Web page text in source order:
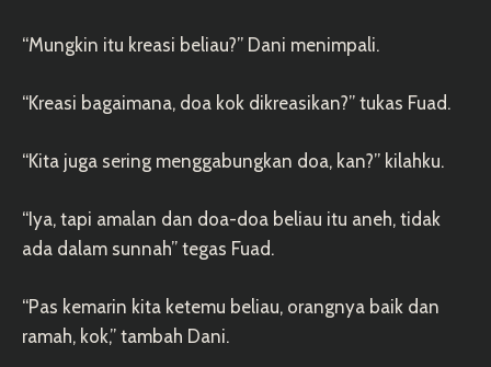
“Mungkin itu kreasi beliau?” Dani menimpali.
“Kreasi bagaimana, doa kok dikreasikan?” tukas Fuad.
“Kita juga sering menggabungkan doa, kan?” kilahku.
“Iya, tapi amalan dan doa-doa beliau itu aneh, tidak
ada dalam sunnah” tegas Fuad.
“Pas kemarin kita ketemu beliau, orangnya baik dan
ramah, kok,” tambah Dani.